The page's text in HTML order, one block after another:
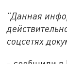
"Данная
соцсетях